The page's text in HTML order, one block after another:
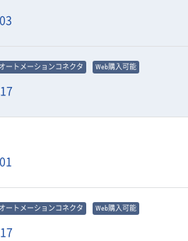
オートメーションコネクタ Web購入可能
オートメーションコネクタ Web購入可能